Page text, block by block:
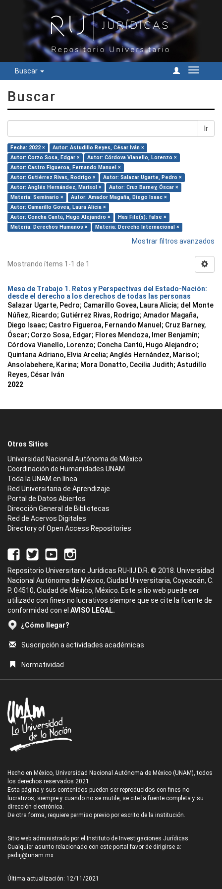
Buscar
Cambiar
Buscar
Ir
Fecha: 2022 ×
Autor: Astudillo Reyes, César Iván ×
Autor: Corzo Sosa, Edgar ×
Autor: Córdova Vianello, Lorenzo ×
Autor: Castro Figueroa, Fernando Manuel ×
Autor: Gutiérrez Rivas, Rodrigo ×
Autor: Salazar Ugarte, Pedro ×
Autor: Anglés Hernández, Marisol ×
Autor: Cruz Barney, Óscar ×
Materia: Seminario ×
Autor: Amador Magaña, Diego Isaac ×
Autor: Camarillo Govea, Laura Alicia ×
Autor: Concha Cantú, Hugo Alejandro ×
Has File(s): false ×
Materia: Derechos Humanos ×
Materia: Derecho Internacional ×
Mostrar filtros avanzados
Mostrando ítems 1-1 de 1
Mesa de Trabajo 1. Retos y Perspectivas del Estado-Nación:
desde el derecho a los derechos de todas las personas
Salazar Ugarte, Pedro; Camarillo Govea, Laura Alicia; del Monte
Núñez, Ricardo; Gutiérrez Rivas, Rodrigo; Amador Magaña,
Diego Isaac; Castro Figueroa, Fernando Manuel ; Cruz Barney,
Óscar; Corzo Sosa, Edgar; Flores Mendoza, Imer Benjamín;
Córdova Vianello, Lorenzo; Concha Cantú, Hugo Alejandro;
Quintana Adriano, Elvia Arcelia; Anglés Hernández, Marisol ;
Ansolabehere, Karina; Mora Donatto, Cecilia Judith; Astudillo
Reyes, César Iván
2022
Otros Sitios
Universidad Nacional Autónoma de México
Coordinación de Humanidades UNAM
Toda la UNAM en línea
Red Universitaria de Aprendizaje
Portal de Datos Abiertos
Dirección General de Bibliotecas
Red de Acervos Digitales
Directory of Open Access Repositories
Repositorio Universitario Jurídicas RU-IIJ D.R. © 2018. Universidad
Nacional Autónoma de México, Ciudad Universitaria, Coyoacán, C.
P. 04510, Ciudad de México, México. Este sitio web puede ser
utilizado con fines no lucrativos siempre que se cite la fuente de
conformidad con el AVISO LEGAL.
¿Cómo llegar?
Suscripción a actividades académicas
Normatividad
Hecho en México, Universidad Nacional Autónoma de México (UNAM), todos
los derechos reservados 2021.
Esta página y sus contenidos pueden ser reproducidos con fines no
lucrativos, siempre y cuando no se mutile, se cite la fuente completa y su
dirección electrónica.
De otra forma, requiere permiso previo por escrito de la institución.
Sitio web administrado por el Instituto de Investigaciones Jurídicas.
Cualquier asunto relacionado con este portal favor de dirigirse a:
padiij@unam.mx
Última actualización: 12/11/2021